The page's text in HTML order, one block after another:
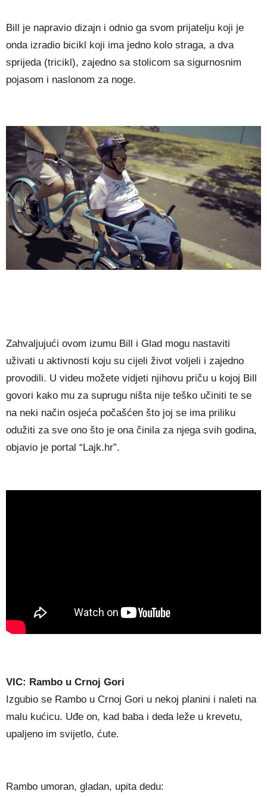
Bill je napravio dizajn i odnio ga svom prijatelju koji je
onda izradio bicikl koji ima jedno kolo straga, a dva
sprijeda (tricikl), zajedno sa stolicom sa sigurnosnim
pojasom i naslonom za noge.
Zahvaljujući ovom izumu Bill i Glad mogu nastaviti
uživati u aktivnosti koju su cijeli život voljeli i zajedno
provodili. U videu možete vidjeti njihovu priču u kojoj Bill
govori kako mu za suprugu ništa nije teško učiniti te se
na neki način osjeća počašćen što joj se ima priliku
odužiti za sve ono što je ona činila za njega svih godina,
objavio je portal “Lajk.hr”.
VIC: Rambo u Crnoj Gori
Izgubio se Rambo u Crnoj Gori u nekoj planini i naleti na
malu kućicu. Uđe on, kad baba i deda leže u krevetu,
upaljeno im svijetlo, ćute.
Rambo umoran, gladan, upita dedu: